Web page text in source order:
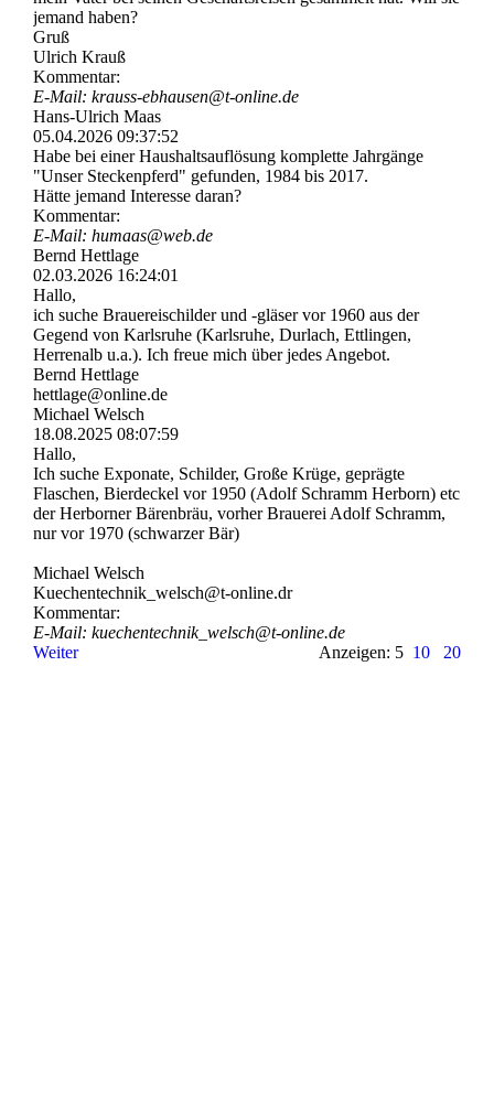
jemand haben?
Gruß
Ulrich Krauß
Kommentar:
E-Mail: krauss-­ebhausen@­t-­online.­de
Hans-Ulrich Maas
05.04.2026 09:37:52
Habe bei einer Haushaltsauflösung komplette Jahrgänge
"Unser Steckenpferd" gefunden, 1984 bis 2017.
Hätte jemand Interesse daran?
Kommentar:
E-Mail: humaas@web.de
Bernd Hettlage
02.03.2026 16:24:01
Hallo,
ich suche Brauereischilder und -gläser vor 1960 aus der
Gegend von Karlsruhe (Karlsruhe, Durlach, Ettlingen,
Herrenalb u.a.). Ich freue mich über jedes Angebot.
Bernd Hettlage
hettlage@online.de
Michael Welsch
18.08.2025 08:07:59
Hallo,
Ich suche Exponate, Schilder, Große Krüge, geprägte
Flaschen, Bierdeckel vor 1950 (Adolf Schramm Herborn) etc
der Herborner Bärenbräu, vorher Brauerei Adolf Schramm,
nur vor 1970 (schwarzer Bär)
Michael Welsch
Kuechentechnik_­welsch@­t-­online.­dr
Kommentar:
E-Mail: kuechentechnik_­welsch@­t-­online.­de
Weiter
Anzeigen: 5 10 20